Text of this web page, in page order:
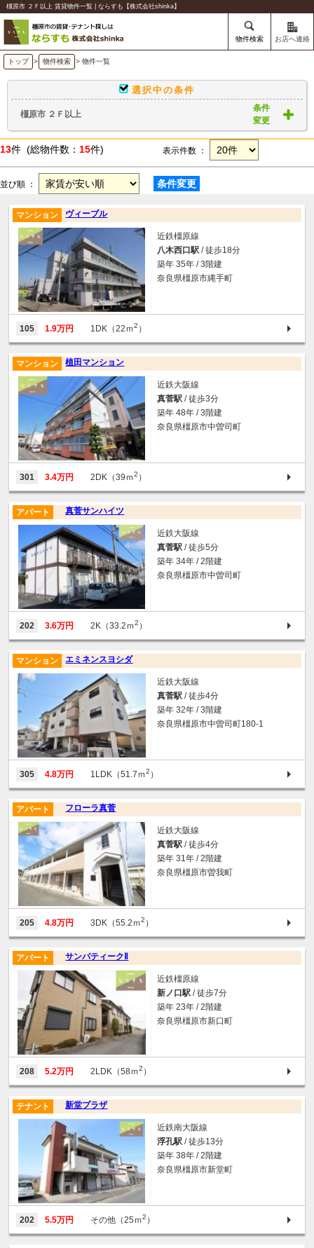
橿原市 ２Ｆ以上 賃貸物件一覧 | ならすも【株式会社shinka】
物件検索 お店へ連絡
トップ > 物件検索 > 物件一覧
選択中の条件
橿原市 ２Ｆ以上
条件
変更
13件 (総物件数： 15件) 表示件数 ：
並び順 ： 条件変更
ヴィーブル
マンション
近鉄橿原線
八木西口駅 / 徒歩18分
築年 35年 / 3階建
奈良県橿原市縄手町
105 1.9万円 1DK（22ｍ2 ）
植田マンション
マンション
近鉄大阪線
真菅駅 / 徒歩3分
築年 48年 / 3階建
奈良県橿原市中曽司町
301 3.4万円 2DK（39ｍ2 ）
真菅サンハイツ
アパート
近鉄大阪線
真菅駅 / 徒歩5分
築年 34年 / 2階建
奈良県橿原市中曽司町
202 3.6万円 2K（33.2ｍ2 ）
エミネンスヨシダ
マンション
近鉄大阪線
真菅駅 / 徒歩4分
築年 32年 / 3階建
奈良県橿原市中曽司町180-1
305 4.8万円 1LDK（51.7ｍ2 ）
フローラ真菅
アパート
近鉄大阪線
真菅駅 / 徒歩4分
築年 31年 / 2階建
奈良県橿原市曽我町
205 4.8万円 3DK（55.2ｍ2 ）
サンパティークⅡ
アパート
近鉄橿原線
新ノ口駅 / 徒歩7分
築年 23年 / 2階建
奈良県橿原市新口町
208 5.2万円 2LDK（58ｍ2 ）
新堂プラザ
テナント
近鉄南大阪線
浮孔駅 / 徒歩13分
築年 38年 / 2階建
奈良県橿原市新堂町
202 5.5万円 その他（25ｍ2 ）